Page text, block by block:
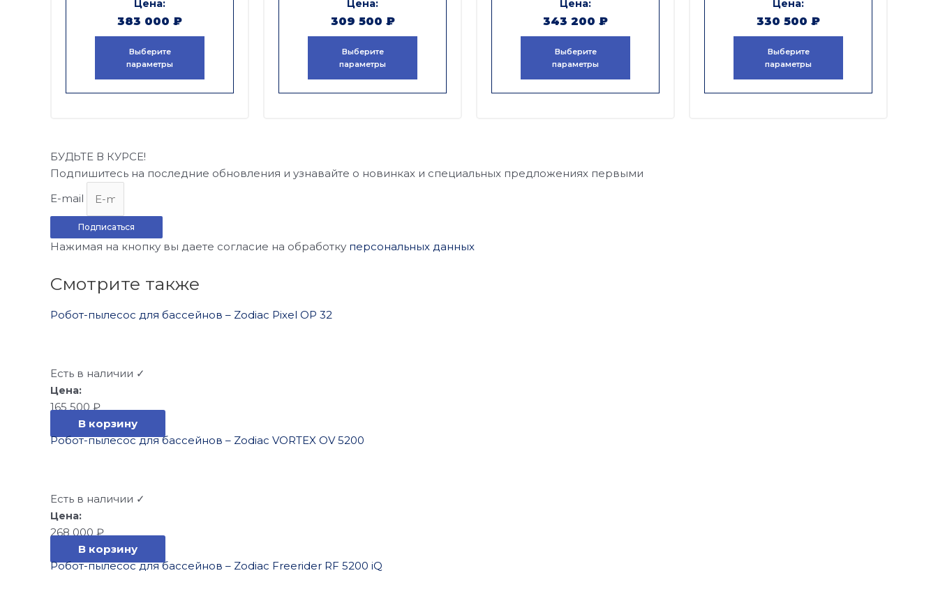
383 000 ₽
Выберите
параметры
309 500 ₽
Выберите
параметры
343 200 ₽
Выберите
параметры
330 500 ₽
Выберите
параметры
БУДЬТЕ В КУРСЕ!
Подпишитесь на последние обновления и узнавайте о новинках и специальных предложениях первыми
E-mail
Подписаться
Нажимая на кнопку вы даете согласие на обработку персональных данных
Смотрите также
Робот-пылесос для бассейнов – Zodiac Pixel OP 32
Есть в наличии ✓
165 500 ₽
В корзину
Робот-пылесос для бассейнов – Zodiac VORTEX OV 5200
Есть в наличии ✓
268 000 ₽
В корзину
Робот-пылесос для бассейнов – Zodiac Freerider RF 5200 iQ